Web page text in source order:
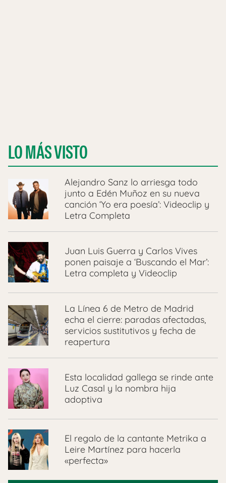
LO MÁS VISTO
Alejandro Sanz lo arriesga todo
junto a Edén Muñoz en su nueva
canción ‘Yo era poesía’: Videoclip y
Letra Completa
Juan Luis Guerra y Carlos Vives
ponen paisaje a ‘Buscando el Mar’:
Letra completa y Videoclip
La Línea 6 de Metro de Madrid
echa el cierre: paradas afectadas,
servicios sustitutivos y fecha de
reapertura
Esta localidad gallega se rinde ante
Luz Casal y la nombra hija
adoptiva
El regalo de la cantante Metrika a
Leire Martínez para hacerla
«perfecta»